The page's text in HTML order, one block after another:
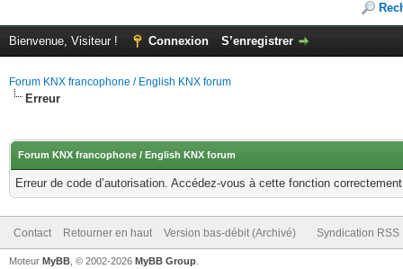
Bienvenue, Visiteur ! Connexion S’enregistrer
Forum KNX francophone / English KNX forum
Erreur
Forum KNX francophone / English KNX forum
Erreur de code d’autorisation. Accédez-vous à cette fonction
Contact Retourner en haut Version bas-débit (Archivé) Syndication RSS
Moteur MyBB , © 2002-2026 MyBB Group